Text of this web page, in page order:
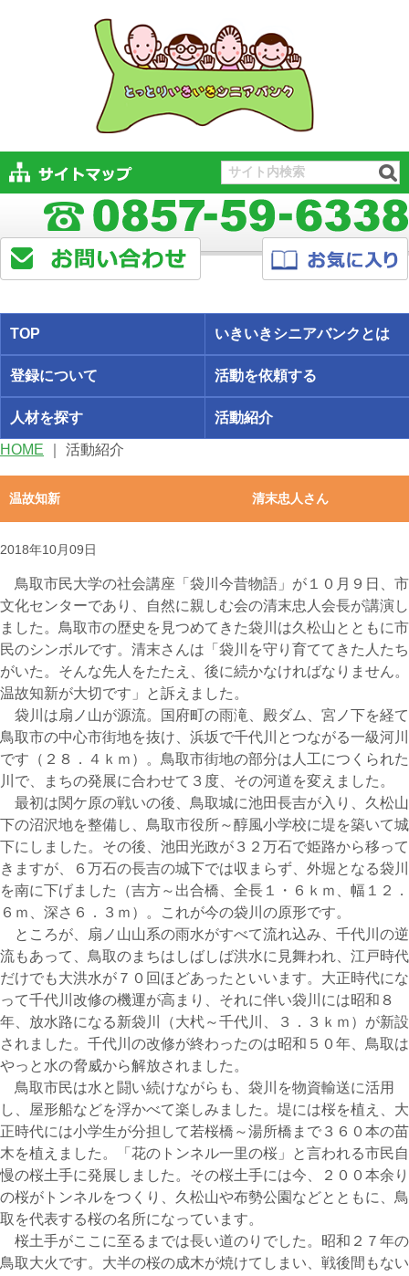
TOP いきいきシニアバンクとは
登録について 活動を依頼する
人材を探す 活動紹介
HOME 活動紹介
温故知新 清末忠人さん
2018年10月09日
鳥取市民大学の社会講座「袋川今昔物語」が１０月９日、市
文化センターであり、自然に親しむ会の清末忠人会長が講演し
ました。鳥取市の歴史を見つめてきた袋川は久松山とともに市
民のシンボルです。清末さんは「袋川を守り育ててきた人たち
がいた。そんな先人をたたえ、後に続かなければなりません。
温故知新が大切です」と訴えました。
袋川は扇ノ山が源流。国府町の雨滝、殿ダム、宮ノ下を経て
鳥取市の中心市街地を抜け、浜坂で千代川とつながる一級河川
です（２８．４ｋｍ）。鳥取市街地の部分は人工につくられた
川で、まちの発展に合わせて３度、その河道を変えました。
最初は関ケ原の戦いの後、鳥取城に池田長吉が入り、久松山
下の沼沢地を整備し、鳥取市役所～醇風小学校に堤を築いて城
下にしました。その後、池田光政が３２万石で姫路から移って
きますが、６万石の長吉の城下では収まらず、外堀となる袋川
を南に下げました（吉方～出合橋、全長１・６ｋｍ、幅１２．
６ｍ、深さ６．３ｍ）。これが今の袋川の原形です。
ところが、扇ノ山山系の雨水がすべて流れ込み、千代川の逆
流もあって、鳥取のまちはしばしば洪水に見舞われ、江戸時代
だけでも大洪水が７０回ほどあったといいます。大正時代にな
って千代川改修の機運が高まり、それに伴い袋川には昭和８
年、放水路になる新袋川（大杙～千代川、３．３ｋｍ）が新設
されました。千代川の改修が終わったのは昭和５０年、鳥取は
やっと水の脅威から解放されました。
鳥取市民は水と闘い続けながらも、袋川を物資輸送に活用
し、屋形船などを浮かべて楽しみました。堤には桜を植え、大
正時代には小学生が分担して若桜橋～湯所橋まで３６０本の苗
木を植えました。「花のトンネル一里の桜」と言われる市民自
慢の桜土手に発展しました。その桜土手には今、２００本余り
の桜がトンネルをつくり、久松山や布勢公園などとともに、鳥
取を代表する桜の名所になっています。
桜土手がここに至るまでは長い道のりでした。昭和２７年の
鳥取大火です。大半の桜の成木が焼けてしまい、戦後間もない